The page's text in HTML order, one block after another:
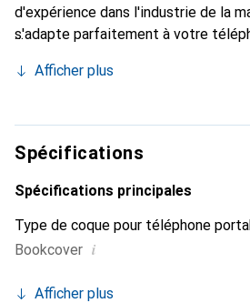
d'expérience dans l'industrie de la
s'adapte parfaitement à votre
peau. Elle devient l'accessoire chic
internationalement pour ses
constitue un choix fiable pour une
Afficher plus
Spécifications
Spécifications principales
Type de coque pour téléphone
Bookcover i
Afficher plus